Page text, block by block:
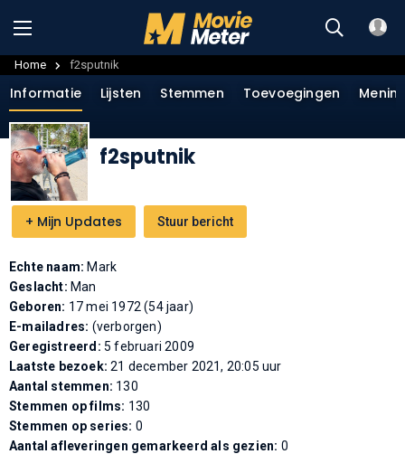
Home f2sputnik
+ Mijn Updates Stuur bericht
Informatie Lijsten Stemmen Toevoegingen
f2sputnik
Echte naam: Mark
Geslacht: Man
Geboren: 17 mei 1972 (54 jaar)
E-mailadres: (verborgen)
Geregistreerd: 5 februari 2009
Laatste bezoek:21 december 2021, 20:05 uur
Aantal stemmen: 130
Stemmen op films: 130
Stemmen op series: 0
Aantal afleveringen gemarkeerd als gezien: 0